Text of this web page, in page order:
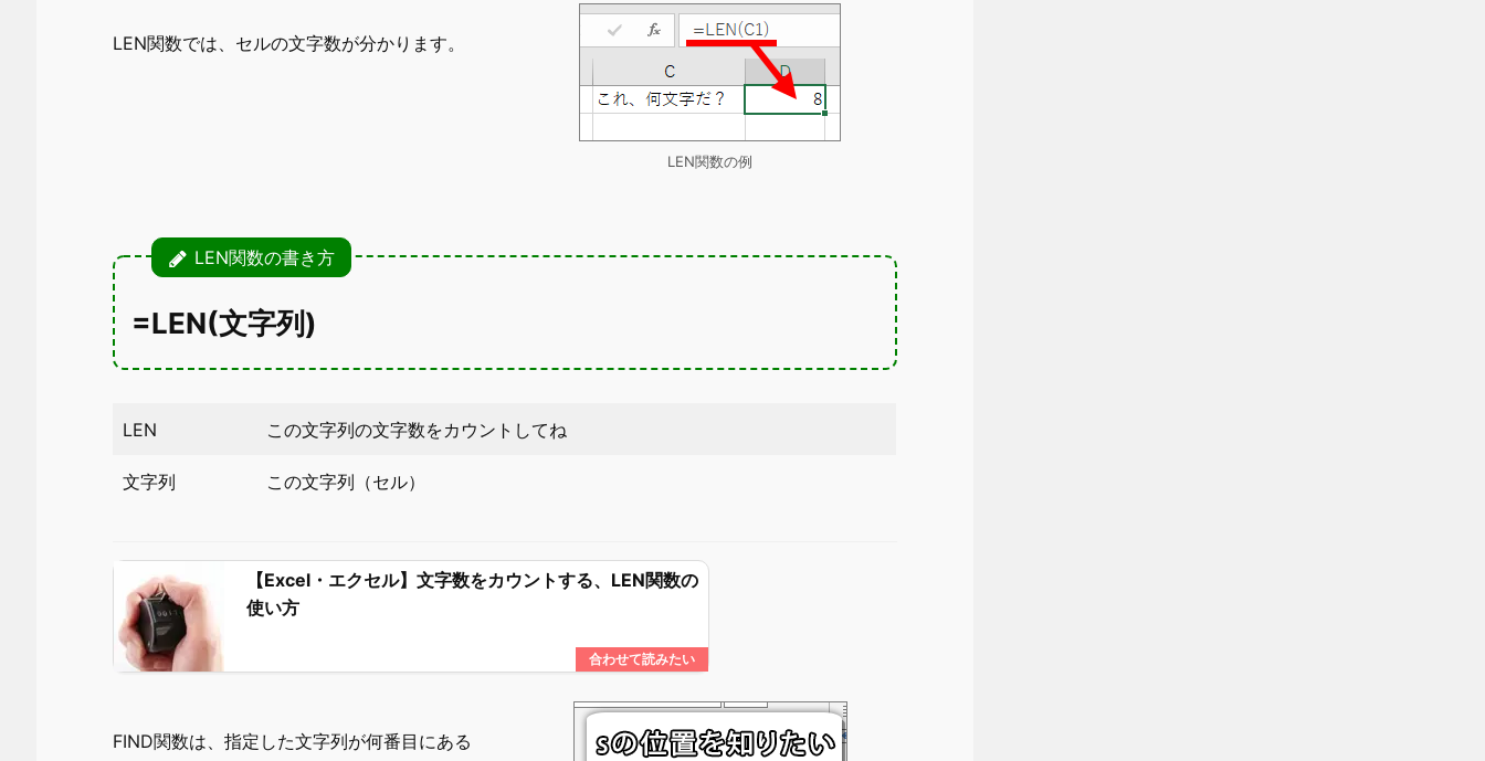
LEN関数では、セルの文字数が分かります。
LEN関数の例
LEN関数の書き方
=LEN(文字列)
LEN この文字列の文字数をカウントしてね
文字列 この文字列（セル）
【Excel・エクセル】文字数をカウントする、LEN関数の
使い方
FIND関数は、指定した文字列が何番目にある